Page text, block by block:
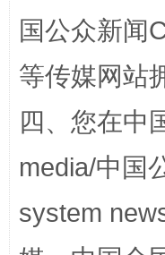
站台名比不
国公众新闻
等传媒网站
四、您在中
media/中国
system